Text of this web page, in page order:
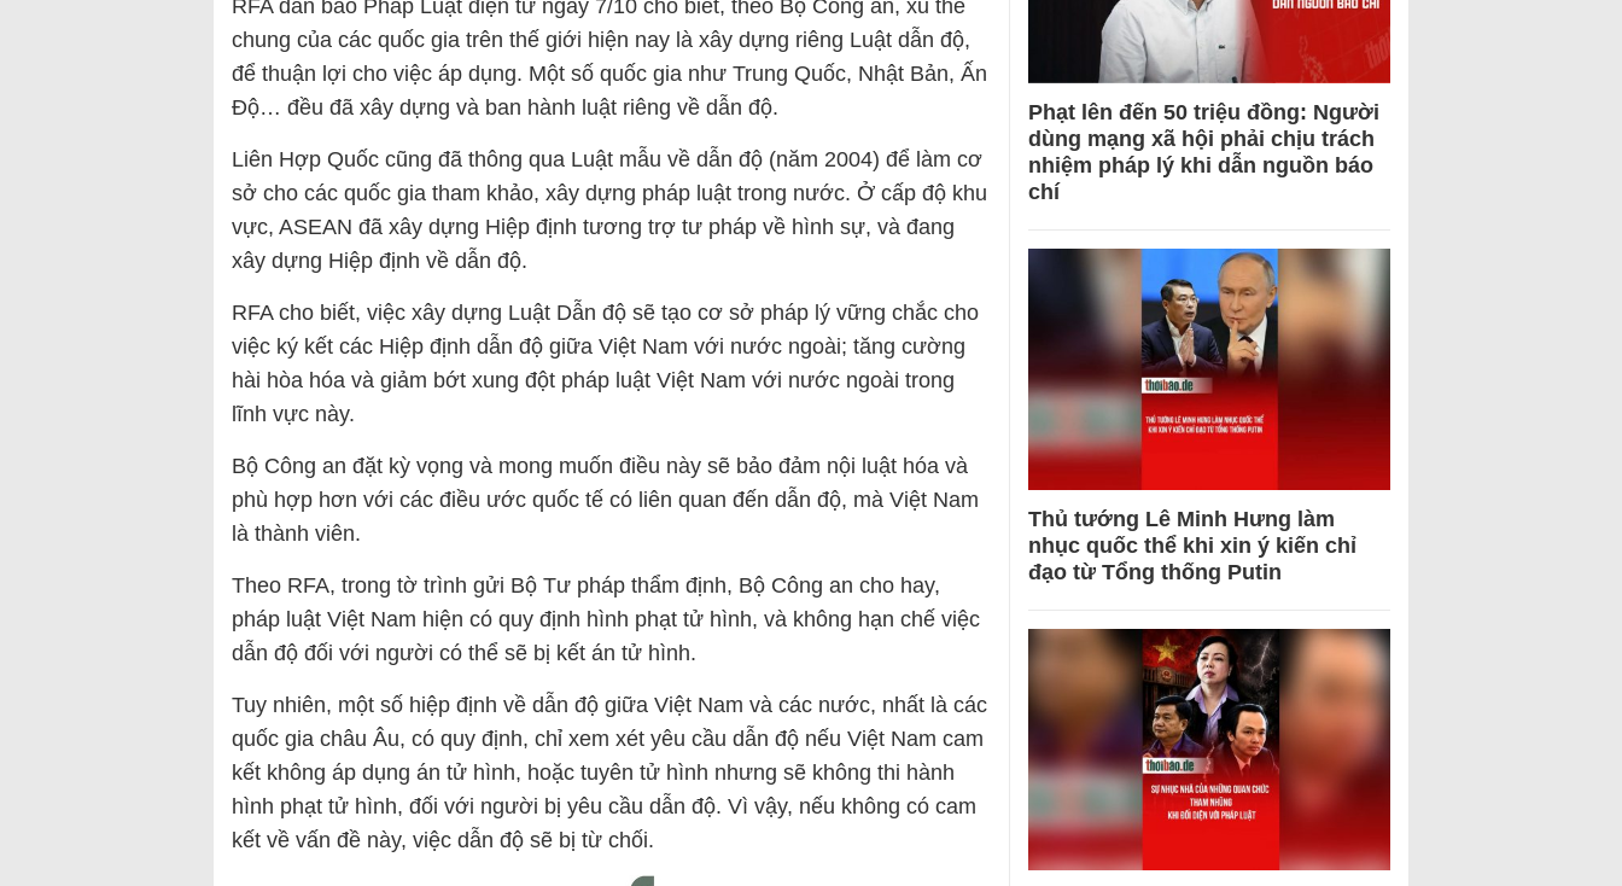
RFA dẫn báo Pháp Luật điện tử ngày 7/10 cho biết, theo Bộ Công an, xu thế
chung của các quốc gia trên thế giới hiện nay là xây dựng riêng Luật dẫn độ,
để thuận lợi cho việc áp dụng. Một số quốc gia như Trung Quốc, Nhật Bản, Ấn
Độ… đều đã xây dựng và ban hành luật riêng về dẫn độ.
Liên Hợp Quốc cũng đã thông qua Luật mẫu về dẫn độ (năm 2004) để làm cơ
sở cho các quốc gia tham khảo, xây dựng pháp luật trong nước. Ở cấp độ khu
vực, ASEAN đã xây dựng Hiệp định tương trợ tư pháp về hình sự, và đang
xây dựng Hiệp định về dẫn độ.
RFA cho biết, việc xây dựng Luật Dẫn độ sẽ tạo cơ sở pháp lý vững chắc cho
việc ký kết các Hiệp định dẫn độ giữa Việt Nam với nước ngoài; tăng cường
hài hòa hóa và giảm bớt xung đột pháp luật Việt Nam với nước ngoài trong
lĩnh vực này.
Bộ Công an đặt kỳ vọng và mong muốn điều này sẽ bảo đảm nội luật hóa và
phù hợp hơn với các điều ước quốc tế có liên quan đến dẫn độ, mà Việt Nam
là thành viên.
Theo RFA, trong tờ trình gửi Bộ Tư pháp thẩm định, Bộ Công an cho hay,
pháp luật Việt Nam hiện có quy định hình phạt tử hình, và không hạn chế việc
dẫn độ đối với người có thể sẽ bị kết án tử hình.
Tuy nhiên, một số hiệp định về dẫn độ giữa Việt Nam và các nước, nhất là các
quốc gia châu Âu, có quy định, chỉ xem xét yêu cầu dẫn độ nếu Việt Nam cam
kết không áp dụng án tử hình, hoặc tuyên tử hình nhưng sẽ không thi hành
hình phạt tử hình, đối với người bị yêu cầu dẫn độ. Vì vậy, nếu không có cam
kết về vấn đề này, việc dẫn độ sẽ bị từ chối.
Phạt lên đến 50 triệu đồng: Người
dùng mạng xã hội phải chịu trách
nhiệm pháp lý khi dẫn nguồn báo
chí
Thủ tướng Lê Minh Hưng làm
nhục quốc thể khi xin ý kiến chỉ
đạo từ Tổng thống Putin